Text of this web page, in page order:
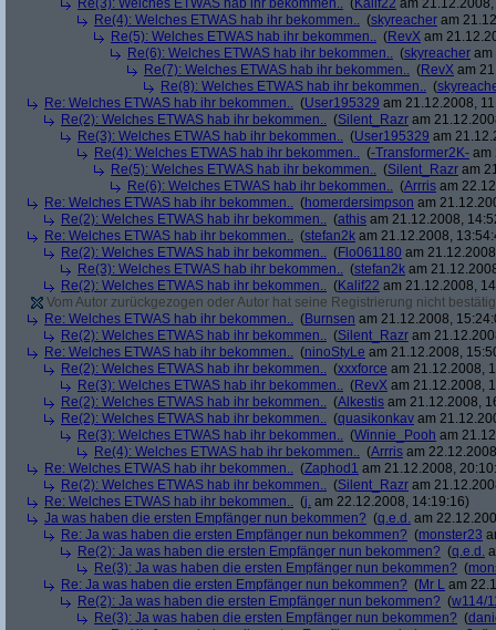
Re(3): Welches ETWAS hab ihr bekommen.. (Kalif22 am
Re(4): Welches ETWAS hab ihr bekommen.. (skyreacher am
Re(5): Welches ETWAS hab ihr bekommen.. (RevX am
Re(6): Welches ETWAS hab ihr bekommen.. (skyreacher am
Re(7): Welches ETWAS hab ihr bekommen.. (RevX am
Re(8): Welches ETWAS hab ihr bekommen.. (
Re: Welches ETWAS hab ihr bekommen.. (User195329 am 21.12.2008,
Re(2): Welches ETWAS hab ihr bekommen.. (Silent_Razr am
Re(3): Welches ETWAS hab ihr bekommen.. (User195329 am
Re(4): Welches ETWAS hab ihr bekommen.. (-Transformer2K- am
Re(5): Welches ETWAS hab ihr bekommen.. (Silent_Razr am
Re(6): Welches ETWAS hab ihr bekommen.. (Arrris am
Re: Welches ETWAS hab ihr bekommen.. (homerdersimpson am
Re(2): Welches ETWAS hab ihr bekommen.. (athis am 21.12.2008,
Re: Welches ETWAS hab ihr bekommen.. (stefan2k am 21.12.2008,
Re(2): Welches ETWAS hab ihr bekommen.. (Flo061180 am
Re(3): Welches ETWAS hab ihr bekommen.. (stefan2k am
Re(2): Welches ETWAS hab ihr bekommen.. (Kalif22 am 21.12.2008,
Vom Autor zurückgezogen oder Autor hat seine Registrierung nicht
Re: Welches ETWAS hab ihr bekommen.. (Burnsen am 21.12.2008,
Re(2): Welches ETWAS hab ihr bekommen.. (Silent_Razr am
Re: Welches ETWAS hab ihr bekommen.. (ninoStyLe am 21.12.2008,
Re(2): Welches ETWAS hab ihr bekommen.. (xxxforce am 21.12.2008,
Re(3): Welches ETWAS hab ihr bekommen.. (RevX am 21.12.2008,
Re(2): Welches ETWAS hab ihr bekommen.. (Alkestis am 21.12.2008,
Re(2): Welches ETWAS hab ihr bekommen.. (quasikonkav am
Re(3): Welches ETWAS hab ihr bekommen.. (Winnie_Pooh am
Re(4): Welches ETWAS hab ihr bekommen.. (Arrris am
Re: Welches ETWAS hab ihr bekommen.. (Zaphod1 am 21.12.2008,
Re(2): Welches ETWAS hab ihr bekommen.. (Silent_Razr am
Re: Welches ETWAS hab ihr bekommen.. (j. am 22.12.2008, 14:19:16)
Ja was haben die ersten Empfänger nun bekommen? (q.e.d. am
Re: Ja was haben die ersten Empfänger nun bekommen? (monster23
Re(2): Ja was haben die ersten Empfänger nun bekommen? (q.e.d.
Re(3): Ja was haben die ersten Empfänger nun bekommen? (
Re: Ja was haben die ersten Empfänger nun bekommen? (Mr L am
Re(2): Ja was haben die ersten Empfänger nun bekommen? (w114/
Re(3): Ja was haben die ersten Empfänger nun bekommen? (